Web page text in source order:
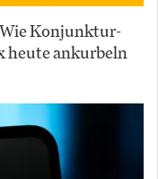
Konjunktur-
heute ankurbeln